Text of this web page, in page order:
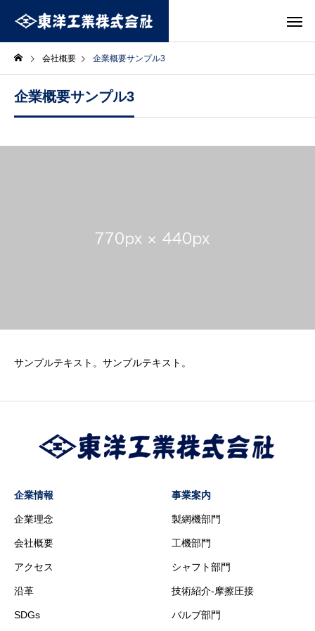
会社概要 企業概要サンプル3
企業概要サンプル3
サンプルテキスト。サンプルテキスト。
企業情報
企業理念
会社概要
アクセス
沿革
SDGs
事業案内
製網機部門
工機部門
シャフト部門
技術紹介-摩擦圧接
バルブ部門